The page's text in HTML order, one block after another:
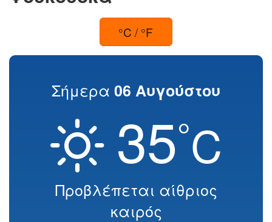
°C / °F
Σήμερα 06 Αυγούστου
35°C
Προβλέπεται αίθριος
καιρός